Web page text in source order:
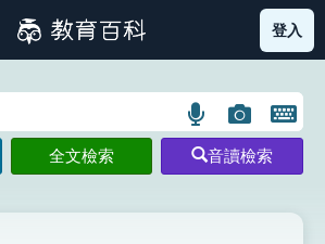
筆畫索引圖示 部首索引表圖示
登入
語
言
搜
圖
片
搜
開
鍵
圖
全文檢索 音讀檢索